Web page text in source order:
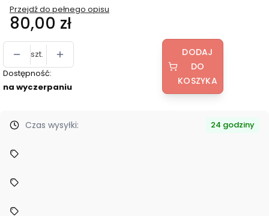
Przejdź do pełnego opisu
Cena
80,00 zł
szt.
Dostępność:
na wyczerpaniu
DODAJ
DO
KOSZYKA
Czas wysyłki: 24 godziny